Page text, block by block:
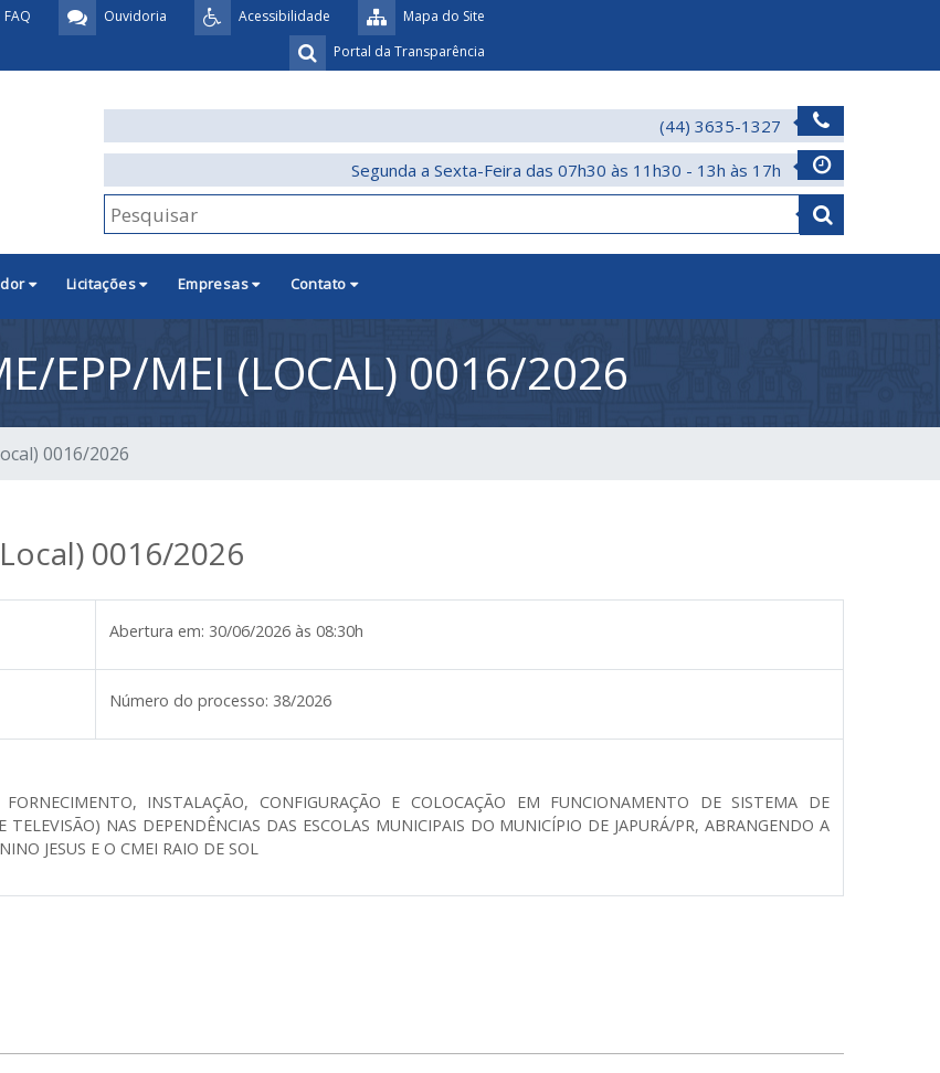
Mapa do Site
Acessibilidade
Ouvidoria
FAQ
Portal da Transparência
(44) 3635-1327
Segunda a Sexta-Feira das 07h30 às 11h30 - 13h às 17h
Licitações Empresas Contato
EPP/MEI (LOCAL) 0016/2026
0016/2026
0016/2026
Abertura em: 30/06/2026 às 08:30h
Número do processo: 38/2026
INSTALAÇÃO, CONFIGURAÇÃO E COLOCAÇÃO EM FUNCIONAMENTO DE SISTEMA DE
NAS DEPENDÊNCIAS DAS ESCOLAS MUNICIPAIS DO MUNICÍPIO DE JAPURÁ/PR, ABRANGENDO A
JESUS E O CMEI RAIO DE SOL